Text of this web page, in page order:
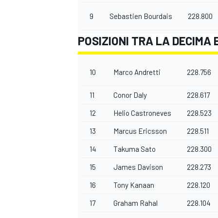
RALLY
9 Sebastien Bourdais 228.800
POSIZIONI TRA LA DECIMA
10 Marco Andretti 228.756
11 Conor Daly 228.617
12 Helio Castroneves 228.523
13 Marcus Ericsson 228.511
14 Takuma Sato 228.300
15 James Davison 228.273
16 Tony Kanaan 228.120
17 Graham Rahal 228.104